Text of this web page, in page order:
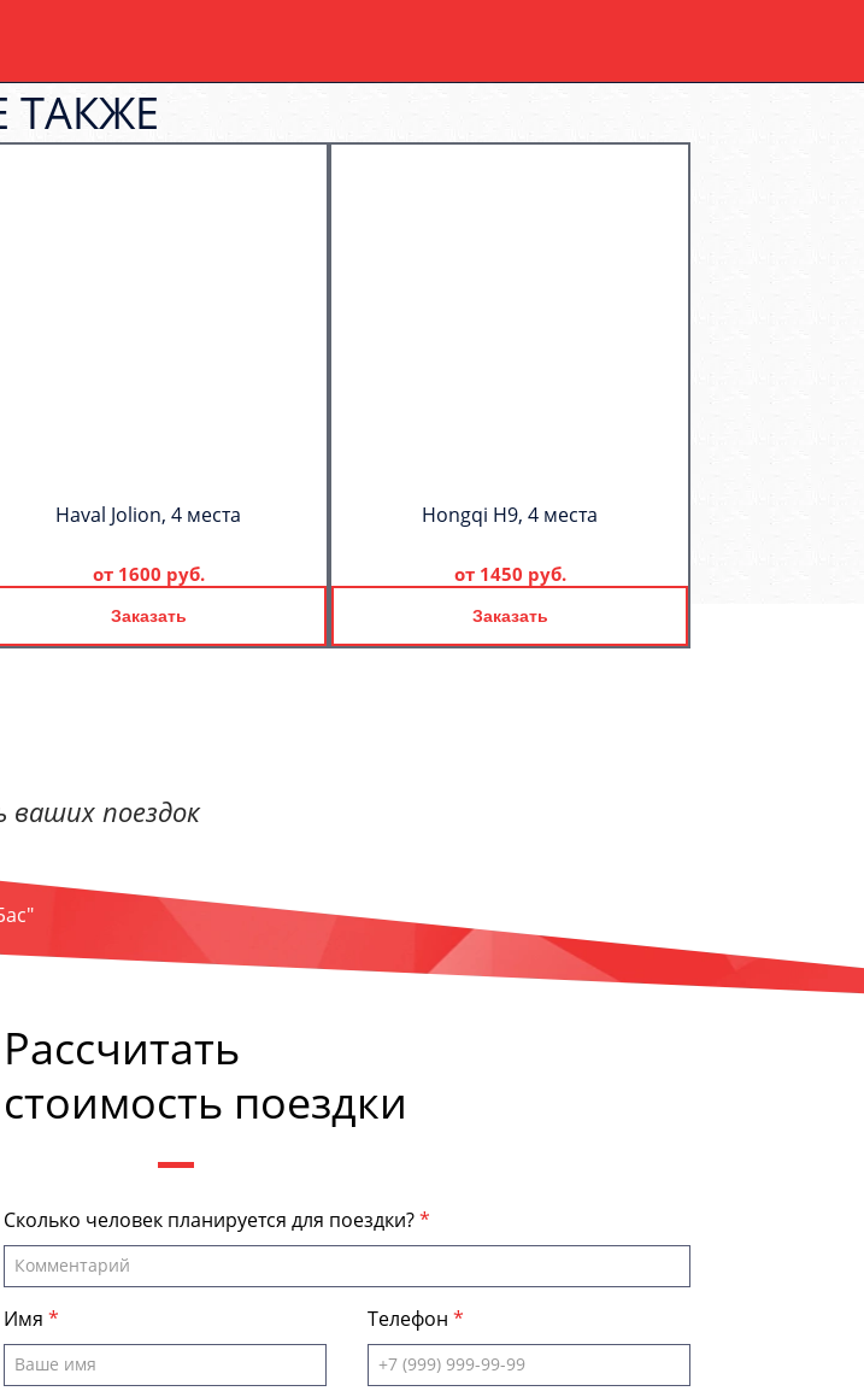
ТАКЖЕ
Haval Jolion, 4 места
от 1600 руб.
Заказать
Hongqi H9, 4 места
от 1450 руб.
Заказать
ваших поездок
Рассчитать
стоимость поездки
Сколько человек планируется для поездки?
Имя Телефон